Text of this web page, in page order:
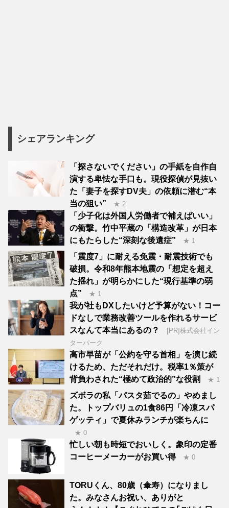
シェアランキング
「探さないでください」の手紙を自作自
演する卑怯な手口も。現役探偵が見抜い
た「妻子を探すDV夫」の依頼に潜む“本
当の狙い”
★ 2
「少子化は外国人労働者で補えばいい」
の衝撃。竹中平蔵の「構造改革」が日本
にもたらした“深刻な後遺症”
★ 1
「震度7」に耐える免震・耐震技術でも
破損。令和8年熊本地震の「想定を超え
た揺れ」が明らかにした“現行基準の弱
点”
★ 1
我が社もDXしたいけど予算がない！コー
ドなしで業務改善ツールを作れるサービ
スなんて本当にあるの？
[PR]株式会社イン
ターパーク
高市早苗が「公約を守る首相」を演じ続
けるため、ただそれだけ。税率1％策が
背負わされた“極めて政治的”な役割
★ 1
ズボラの私「パスタ茹でるの」やめまし
た。トップバリュの1食86円「冷凍スパ
ゲッティ」で夏休みランチが楽ちんに
★ 0
忙しい朝も時短でおいしく。象印の定番
コーヒーメーカーがお買い得
★ 0
TORUくん、80歳（傘寿）になりまし
た。みなさんお祝い、ありがと